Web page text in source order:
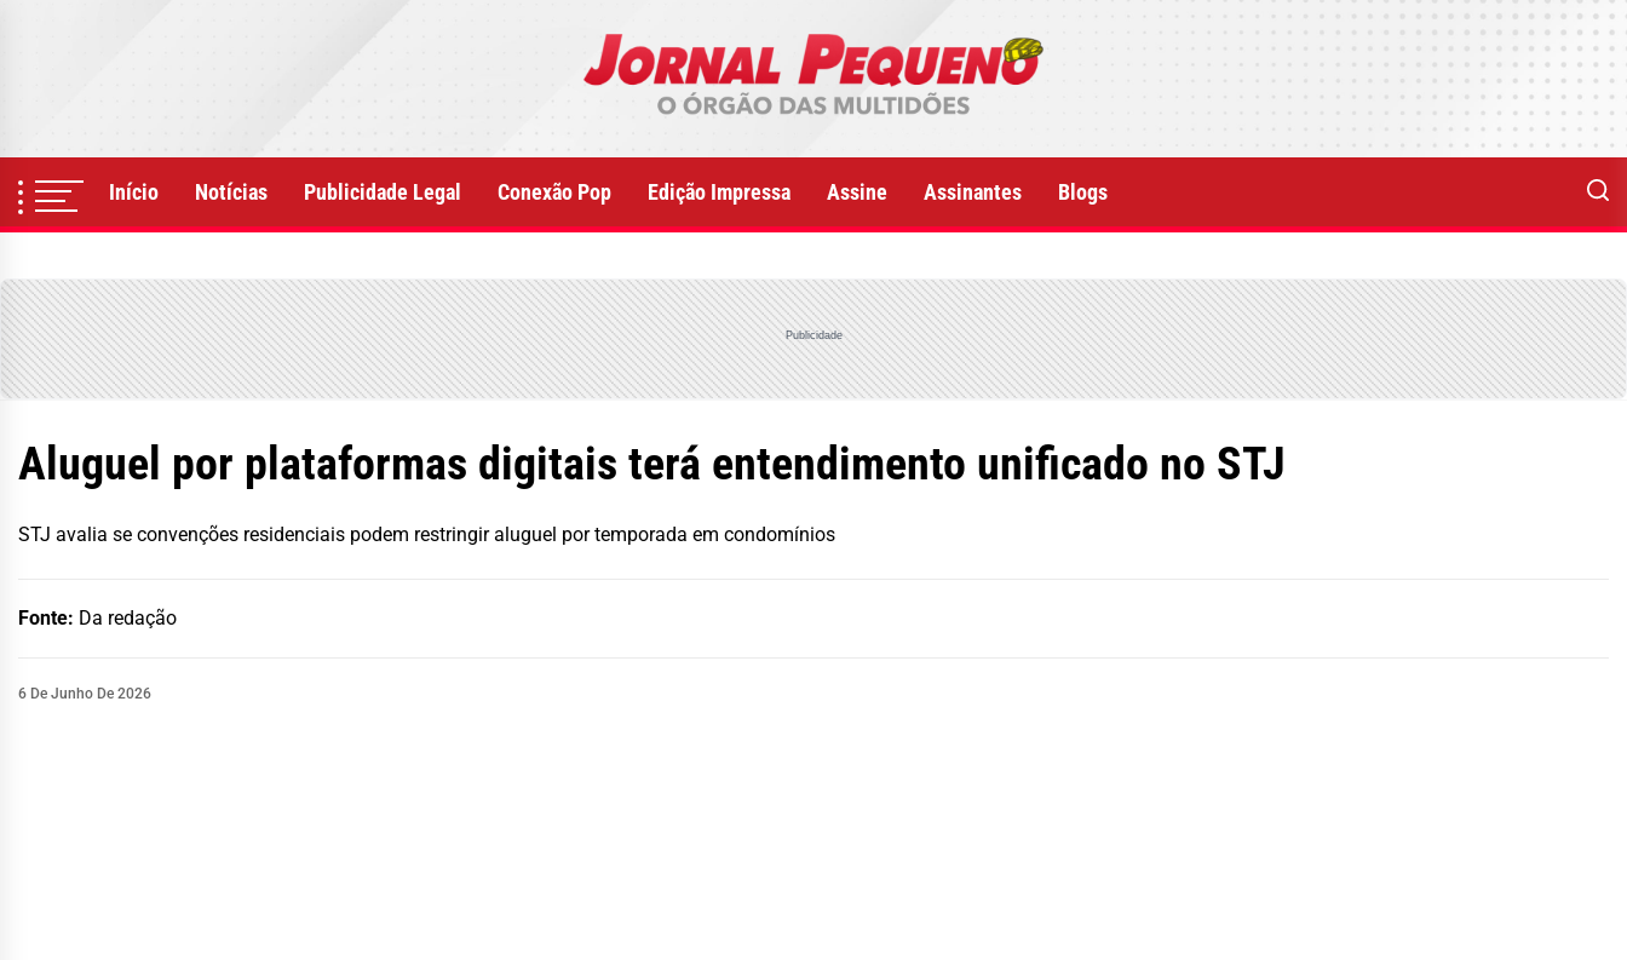
Início Notícias Publicidade Legal Conexão Pop Edição Impressa Assine Assinantes Blogs
Publicidade
Aluguel por plataformas digitais terá entendimento unificado no STJ
STJ avalia se convenções residenciais podem restringir aluguel por temporada em condomínios
Fonte: Da redação
6 De Junho De 2026